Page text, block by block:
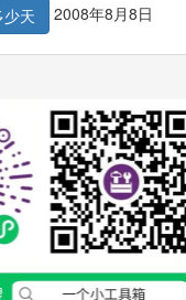
天 2008年8月8日